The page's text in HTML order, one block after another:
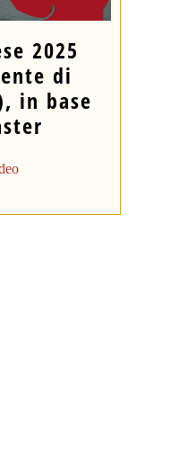
2025
di
in base